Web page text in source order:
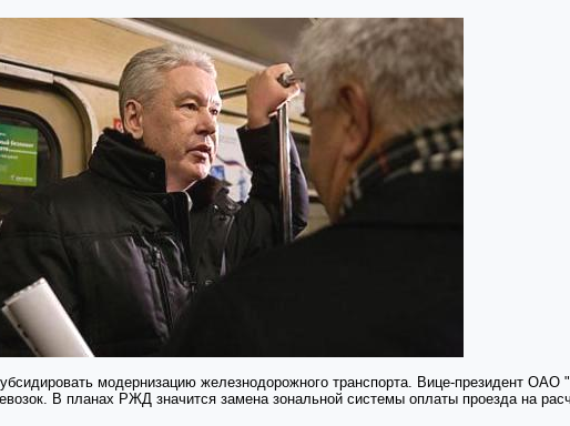
модернизацию железнодорожного транспорта. Вице-президент
В планах РЖД значится замена зональной системы оплаты проезда на